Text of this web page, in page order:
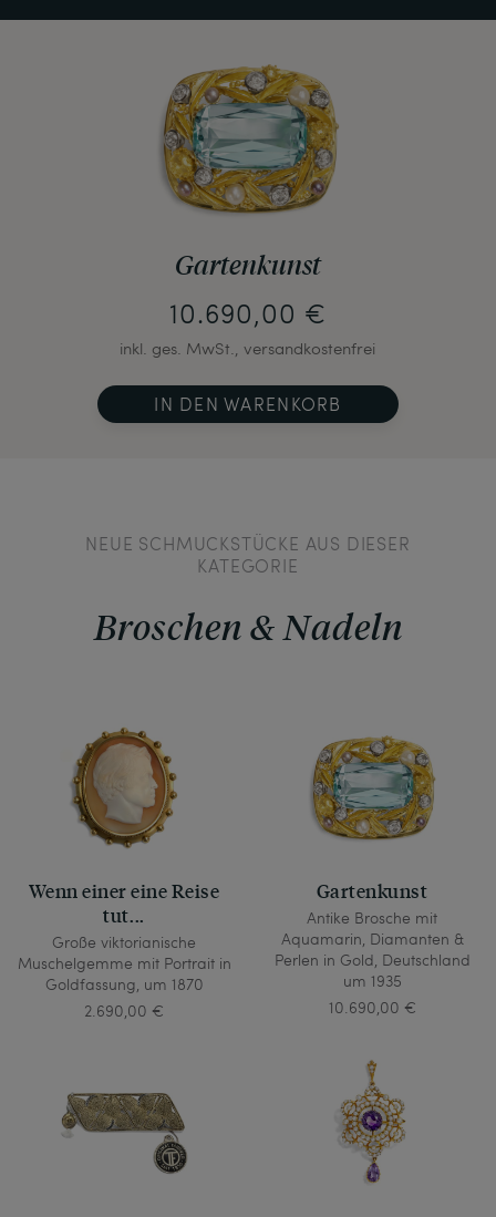
Privatsammlung Treskows ist heute im Museum
und auch die Staatliche Antikensammlung in
München stellt eine Vielzahl von
Schmuckstücken mit Granulationen aus.
Gartenkunst
10.690,00 €
inkl. ges. MwSt., versandkostenfrei
IN DEN WARENKORB
NEUE SCHMUCKSTÜCKE AUS DIESER
KATEGORIE
Broschen & Nadeln
Wenn einer eine Reise
tut...
Große viktorianische
Muschelgemme mit Portrait in
Goldfassung, um 1870
2.690,00 €
Gartenkunst
Antike Brosche mit
Aquamarin, Diamanten &
Perlen in Gold, Deutschland
um 1935
10.690,00 €